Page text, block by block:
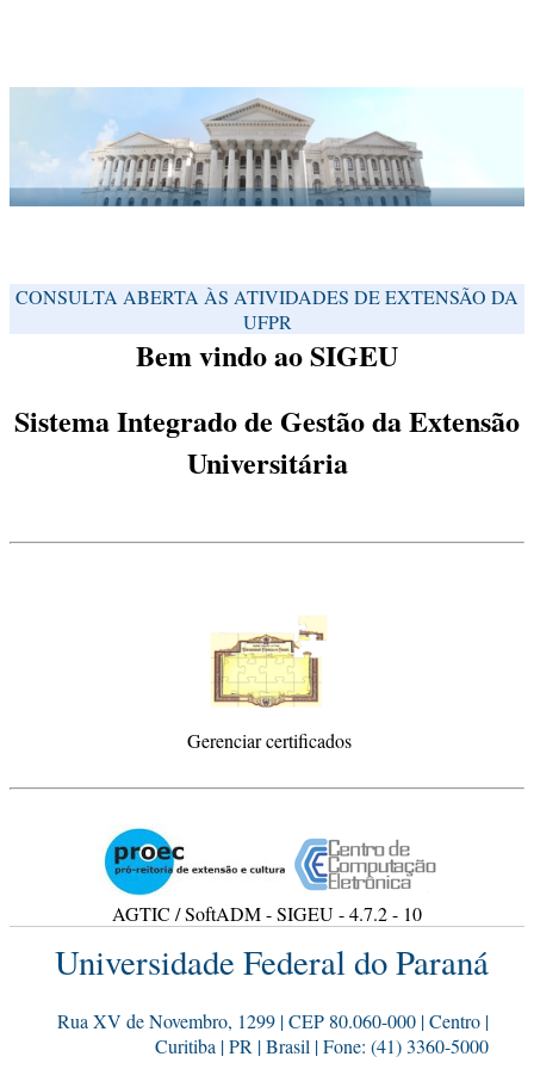
CONSULTA ABERTA ÀS ATIVIDADES DE EXTENSÃO DA
UFPR
Bem vindo ao SIGEU
Sistema Integrado de Gestão da Extensão
Universitária
Gerenciar certificados
AGTIC / SoftADM - SIGEU - 4.7.2 - 10
Universidade Federal do Paraná
Rua XV de Novembro, 1299 | CEP 80.060-000 | Centro |
Curitiba | PR | Brasil | Fone: (41) 3360-5000